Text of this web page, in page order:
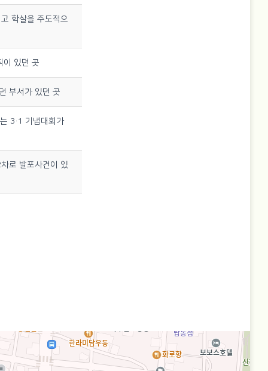
학살을 주도적으
이 있던 곳
부서가 있던 곳
3·1 기념대회가
로 발포사건이 있